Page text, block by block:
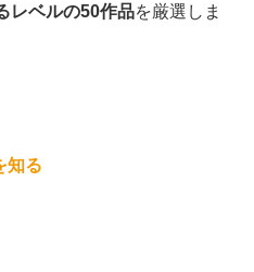
レベルの50作品を厳選しま
知る